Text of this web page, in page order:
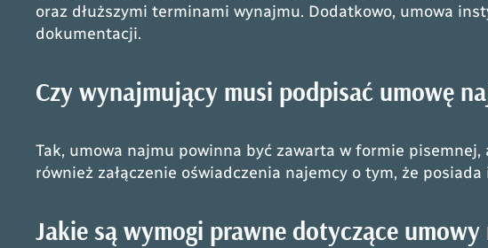
oraz dłuższymi terminami wynajmu. Dodatkowo, umowa
dokumentacji.
Czy wynajmujący musi podpisać umowę
Tak, umowa najmu powinna być zawarta w formie
również załączenie oświadczenia najemcy o tym, że
Jakie są wymogi prawne dotyczące